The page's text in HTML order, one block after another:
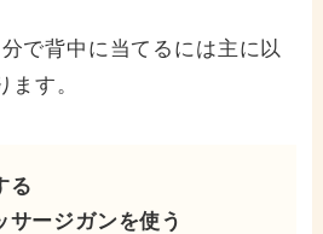
で背中に当てるには主に以
ます。
る
サージガンを使う